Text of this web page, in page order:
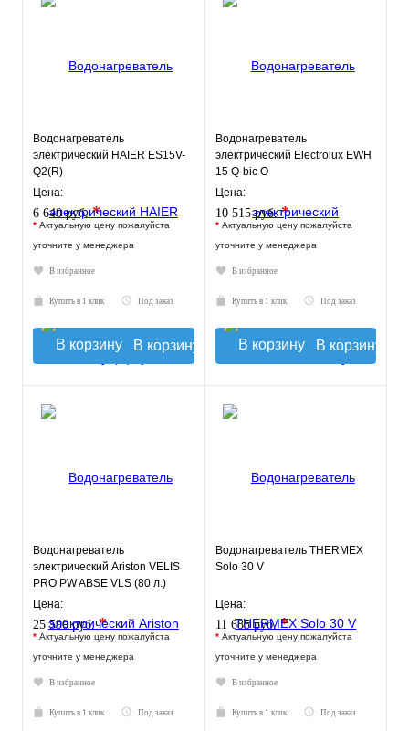
Водонагреватель
электрический HAIER ES15V-
Q2(R)
Цена:
6 640 руб.*
* Актуальную цену пожалуйста
уточните у менеджера
В избранное
Купить в 1 клик Под заказ
В корзину
Водонагреватель
электрический Electrolux EWH
15 Q-bic O
Цена:
10 515 руб.*
* Актуальную цену пожалуйста
уточните у менеджера
В избранное
Купить в 1 клик Под заказ
В корзину
Водонагреватель
электрический Ariston VELIS
PRO PW ABSE VLS (80 л.)
настенный, ТЭН 2,5 кВт.
Цена:
25 590 руб.*
* Актуальную цену пожалуйста
уточните у менеджера
В избранное
Купить в 1 клик Под заказ
Водонагреватель THERMEX
Solo 30 V
Цена:
11 685 руб.*
* Актуальную цену пожалуйста
уточните у менеджера
В избранное
Купить в 1 клик Под заказ